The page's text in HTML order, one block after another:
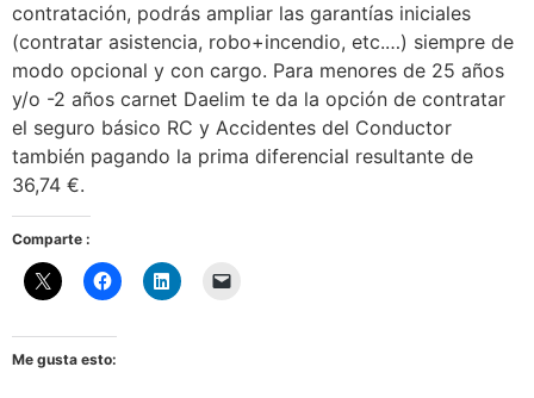
contratación, podrás ampliar las garantías iniciales
(contratar asistencia, robo+incendio, etc.…) siempre de
modo opcional y con cargo. Para menores de 25 años
y/o -2 años carnet Daelim te da la opción de contratar
el seguro básico RC y Accidentes del Conductor
también pagando la prima diferencial resultante de
36,74 €.
Comparte :
Me gusta esto: